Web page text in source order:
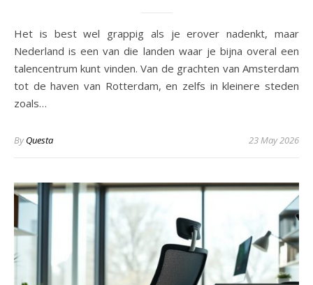
Het is best wel grappig als je erover nadenkt, maar
Nederland is een van die landen waar je bijna overal een
talencentrum kunt vinden. Van de grachten van Amsterdam
tot de haven van Rotterdam, en zelfs in kleinere steden
zoals…
ByQuesta 23 May 2026